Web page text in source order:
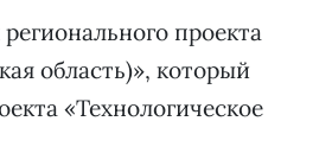
проекта
область)», который
«Технологическое